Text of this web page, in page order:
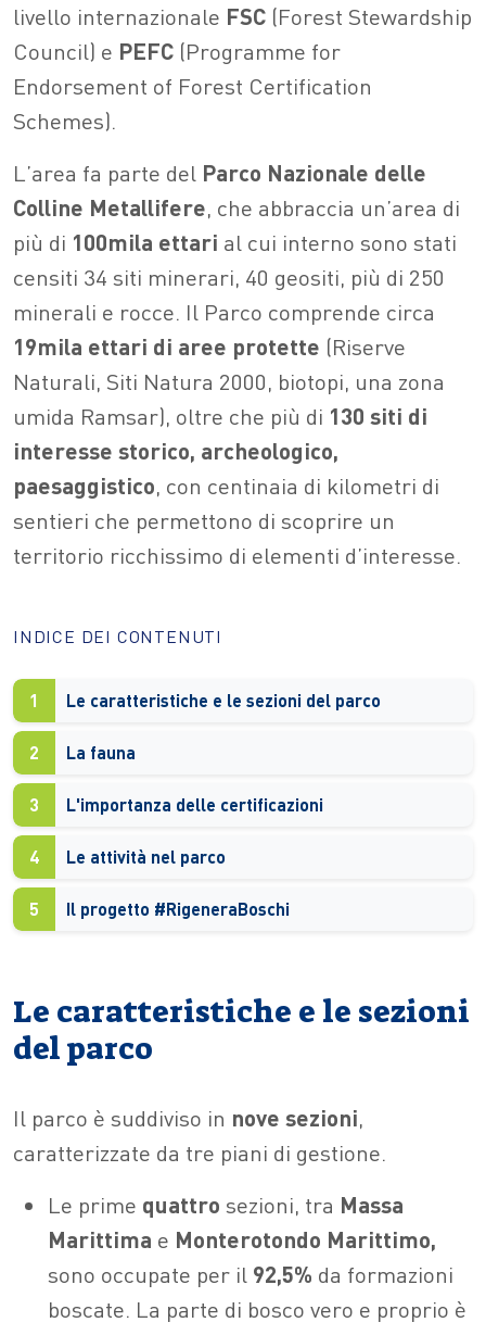
livello internazionale FSC (Forest Stewardship
Council) e PEFC (Programme for
Endorsement of Forest Certification
Schemes).
L’area fa parte del Parco Nazionale delle
Colline Metallifere, che abbraccia un’area di
più di 100mila ettari al cui interno sono stati
censiti 34 siti minerari, 40 geositi, più di 250
minerali e rocce. Il Parco comprende circa
19mila ettari di aree protette (Riserve
Naturali, Siti Natura 2000, biotopi, una zona
umida Ramsar), oltre che più di 130 siti di
interesse storico, archeologico,
paesaggistico, con centinaia di kilometri di
sentieri che permettono di scoprire un
territorio ricchissimo di elementi d’interesse.
INDICE DEI CONTENUTI
1 Le caratteristiche e le sezioni del parco
2 La fauna
3 L'importanza delle certificazioni
4 Le attività nel parco
5 Il progetto #RigeneraBoschi
Le caratteristiche e le sezioni
del parco
Il parco è suddiviso in nove sezioni,
caratterizzate da tre piani di gestione.
Le prime quattro sezioni, tra Massa
Marittima e Monterotondo Marittimo,
sono occupate per il 92,5% da formazioni
boscate. La parte di bosco vero e proprio è